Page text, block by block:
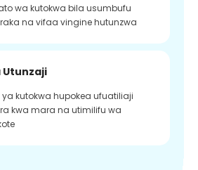
wa kutokwa bila usumbufu
na vifaa vingine hutunzwa
Utunzaji
kutokwa hupokea ufuatiliaji
kwa mara na utimilifu wa